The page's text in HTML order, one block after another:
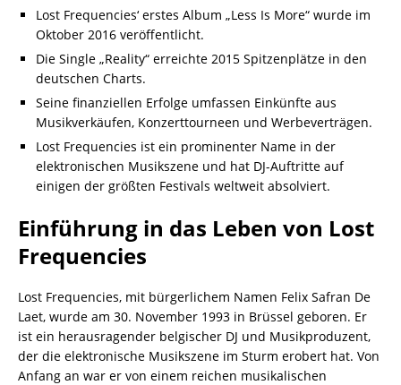
Lost Frequencies‘ erstes Album „Less Is More“ wurde im
Oktober 2016 veröffentlicht.
Die Single „Reality“ erreichte 2015 Spitzenplätze in den
deutschen Charts.
Seine finanziellen Erfolge umfassen Einkünfte aus
Musikverkäufen, Konzerttourneen und Werbeverträgen.
Lost Frequencies ist ein prominenter Name in der
elektronischen Musikszene und hat DJ-Auftritte auf
einigen der größten Festivals weltweit absolviert.
Einführung in das Leben von Lost
Frequencies
Lost Frequencies, mit bürgerlichem Namen Felix Safran De
Laet, wurde am 30. November 1993 in Brüssel geboren. Er
ist ein herausragender belgischer DJ und Musikproduzent,
der die elektronische Musikszene im Sturm erobert hat. Von
Anfang an war er von einem reichen musikalischen